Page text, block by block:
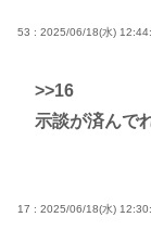
53 : 2025/06/18(水)
>>16
示談が済んで
17 : 2025/06/18(水)